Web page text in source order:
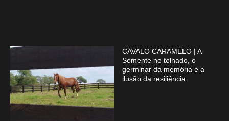
CAVALO CARAMELO | A
Semente no telhado, o
germinar da memória e a
ilusão da resiliência